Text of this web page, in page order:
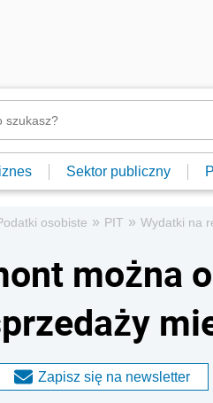
Sektor publiczny
osobiste » PIT » Wydatki na
można
Zapisz się na newsletter